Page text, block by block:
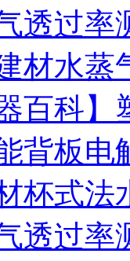
透过率
材水蒸
器百科
背板
杯式
透过